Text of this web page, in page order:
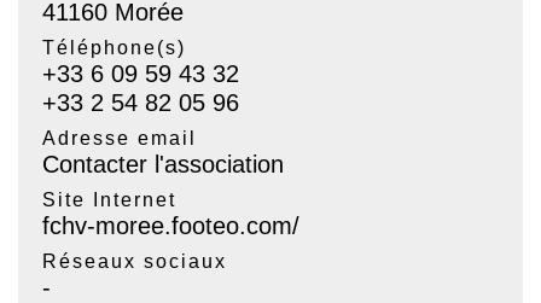
41160 Morée
Téléphone(s)
+33 6 09 59 43 32
+33 2 54 82 05 96
Adresse email
Contacter l'association
Site Internet
fchv-moree.footeo.com/
Réseaux sociaux
-